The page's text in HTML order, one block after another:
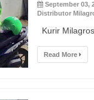
September 03,
Distributor
Kurir Milagros
Read More